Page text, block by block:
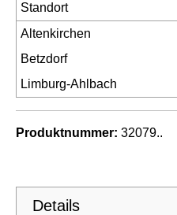
Standort
Altenkirchen
Betzdorf
Limburg-Ahlbach
Produktnummer: 32079..
Details